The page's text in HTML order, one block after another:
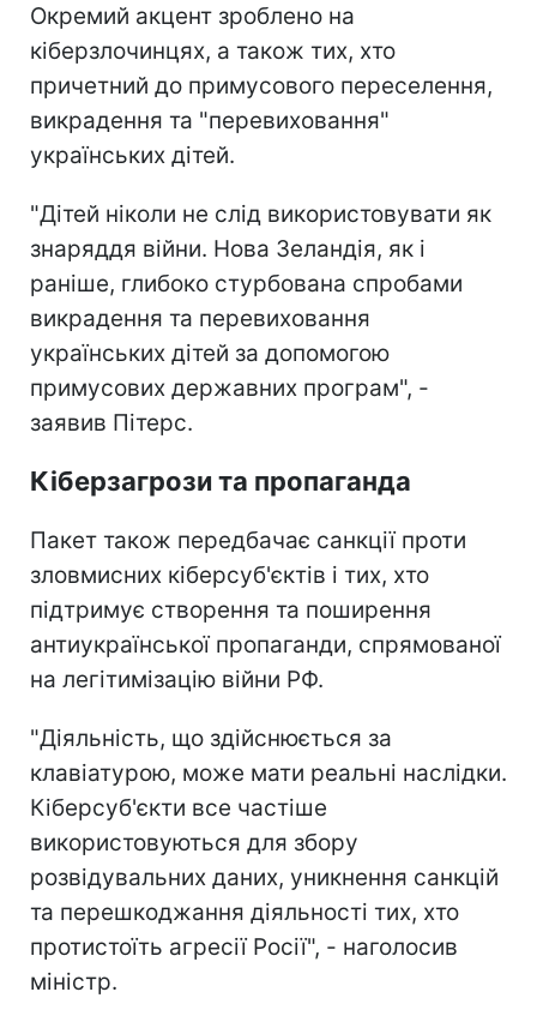
Окремий акцент зроблено на
кіберзлочинцях, а також тих, хто
причетний до примусового переселення,
викрадення та "перевиховання"
українських дітей.
"Дітей ніколи не слід використовувати як
знаряддя війни. Нова Зеландія, як і
раніше, глибоко стурбована спробами
викрадення та перевиховання
українських дітей за допомогою
примусових державних програм", -
заявив Пітерс.
Кіберзагрози та пропаганда
Пакет також передбачає санкції проти
зловмисних кіберсуб'єктів і тих, хто
підтримує створення та поширення
антиукраїнської пропаганди, спрямованої
на легітимізацію війни РФ.
"Діяльність, що здійснюється за
клавіатурою, може мати реальні наслідки.
Кіберсуб'єкти все частіше
використовуються для збору
розвідувальних даних, уникнення санкцій
та перешкоджання діяльності тих, хто
протистоїть агресії Росії", - наголосив
міністр.